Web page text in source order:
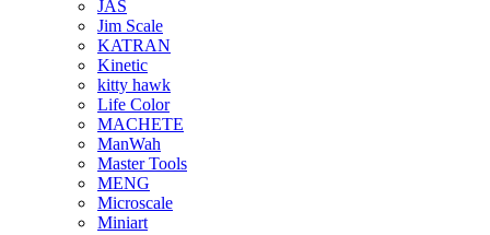
JAS
Jim Scale
KATRAN
Kinetic
kitty hawk
Life Color
MACHETE
ManWah
Master Tools
MENG
Microscale
Miniart